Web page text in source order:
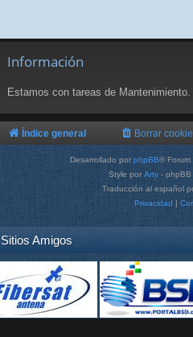
Información
Estamos con tareas de
Índice general Borrar
Desarrollado por phpBB® Forum
Style por Arty - phpBB
Traducción al español
Privacidad |
Sitios Amigos